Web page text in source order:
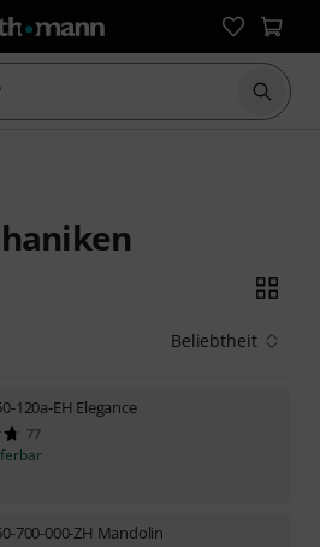
Suche
Beliebtheit
120a-EH Elegance
77
700-000-ZH Mandolin